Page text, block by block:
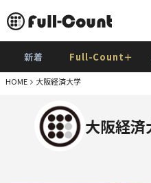
新着 Full-Count＋
HOME 大阪経済大学
大阪経済